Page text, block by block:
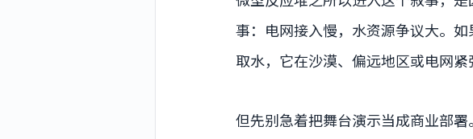
事：电网接入慢，水资源争议大。如
取水，它在沙漠、偏远地区或电网紧
但先别急着把舞台演示当成商业部